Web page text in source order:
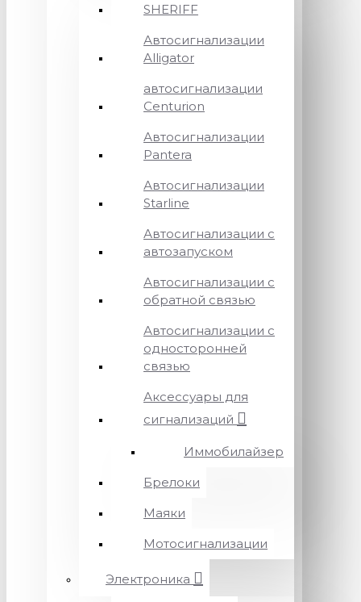
SHERIFF
Автосигнализации
Alligator
автосигнализации
Centurion
Автосигнализации
Pantera
Автосигнализации
Starline
Автосигнализации с
автозапуском
Автосигнализации с
обратной связью
Автосигнализации с
односторонней
связью
Аксессуары для
сигнализаций
Иммобилайзер
Брелоки
Маяки
Мотосигнализации
Электроника